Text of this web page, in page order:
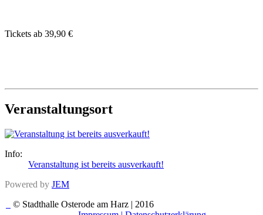
Tickets ab 39,90 €
Veranstaltungsort
Info:
Veranstaltung ist bereits ausverkauft!
Powered by JEM
© Stadthalle Osterode am Harz | 2016